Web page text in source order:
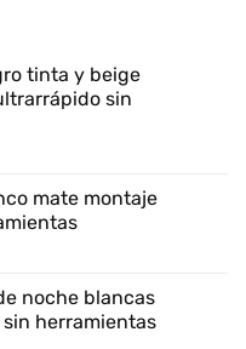
tinta y beige
sin
mate montaje
noche blancas
herramientas